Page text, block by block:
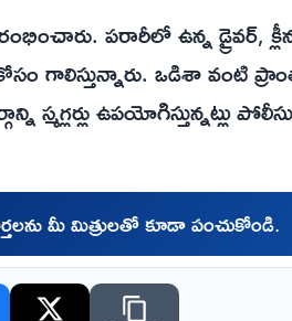
పరారీలో ఉన్న డ్రైవర్,
గాలిస్తున్నారు. ఒడిశా వంటి
ఉపయోగిస్తున్నట్లు
మీ మిత్రులతో కూడా పంచుకోండి.